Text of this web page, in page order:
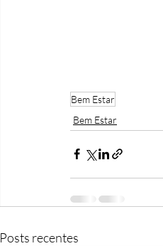
Bem Estar
Bem Estar
Posts recentes